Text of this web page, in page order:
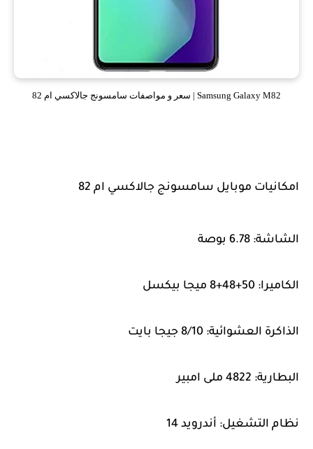
Samsung Galaxy M82 | سعر و مواصفات سامسونج جالاكسي ام 82
امكانيات موبايل سامسونج جالاكسي ام 82
الشاشة: 6.78 بوصة
الكاميرا: 50+48+8 ميجا بيكسل
الذاكرة العشوائية: 8/10 جيجا بايت
البطارية: 4822 ملى امبير
نظام التشغيل: أندرويد 14